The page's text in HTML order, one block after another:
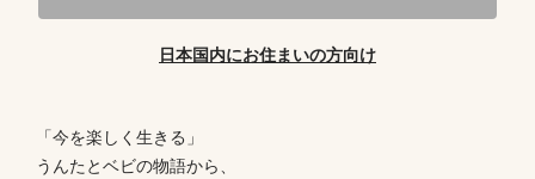
日本国内にお住まいの方向け
「今を楽しく生きる」
うんたとベビの物語から、